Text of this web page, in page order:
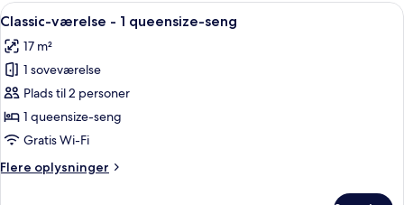
2
Indlæs
alle
billeder
af
Classic-
værelse
-
queensize-
Et hotelværelse med en stor seng,
8
Classic-værelse - 1 queensize-seng
17 m²
1 soveværelse
Plads til 2 personer
1 queensize-seng
Gratis Wi-Fi
Flere oplysninger
Flere